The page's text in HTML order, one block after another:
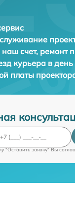
счет, ремонт
курьера в
платы
"Оставить заявку" Вы